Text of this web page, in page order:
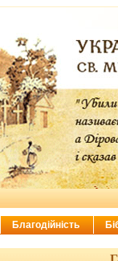
Благодійність